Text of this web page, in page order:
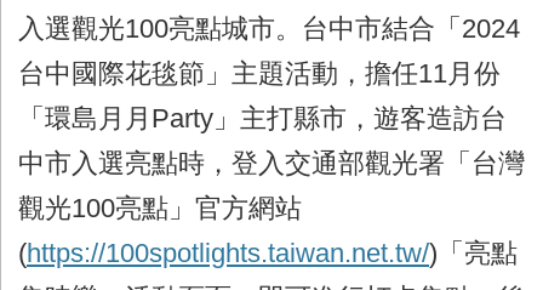
入選觀光100亮點城市。台中市結合「2024
台中國際花毯節」主題活動，擔任11月份
「環島月月Party」主打縣市，遊客造訪台
中市入選亮點時，登入交通部觀光署「台灣
觀光100亮點」官方網站
(https://100spotlights.taiwan.net.tw/)「亮點